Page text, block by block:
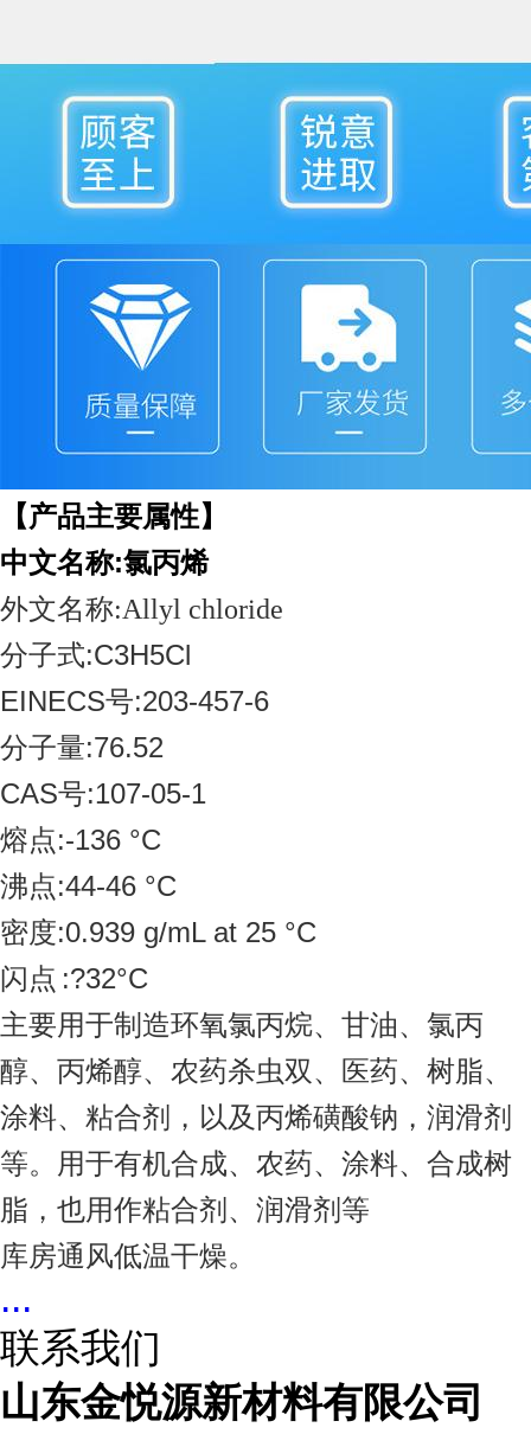
【产品主要属性】
中文名称:氯丙烯
外文名称:Allyl chloride
分子式:C3H5Cl
EINECS号:203-457-6
分子量:76.52
CAS号:107-05-1
熔点:-136 °C
沸点:44-46 °C
密度:0.939 g/mL at 25 °C
闪点 :?32°C
主要用于制造环氧氯丙烷、甘油、氯丙
醇、丙烯醇、农药杀虫双、医药、树脂、
涂料、粘合剂，以及丙烯磺酸钠，润滑剂
等。用于有机合成、农药、涂料、合成树
脂，也用作粘合剂、润滑剂等
库房通风低温干燥。
...
联系我们
山东金悦源新材料有限公司